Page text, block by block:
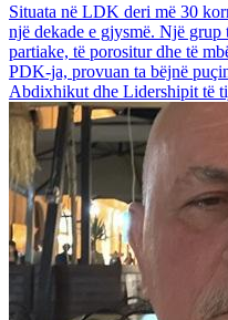
Situata në LDK deri më 30
një dekade e gjysmë. Një
partiake, të porositur dhe të
PDK-ja, provuan ta bëjnë
Abdixhikut dhe Lidershipit të